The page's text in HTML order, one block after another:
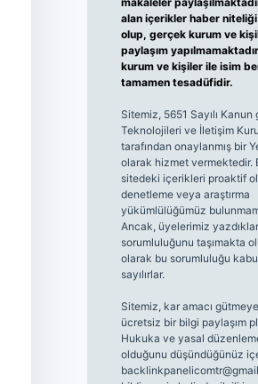
alan içerikler haber
olup, gerçek kurum ve
paylaşım
kurum ve kişiler ile isim
tamamen tesadüfidir.
Sitemiz, 5651 Sayılı
Teknolojileri ve İletişim
tarafından onaylanmış bir
olarak hizmet vermektedir.
sitedeki içerikleri proaktif
denetleme veya araştırma
yükümlülüğümüz
Ancak, üyelerimiz
sorumluluğunu taşımakta
olarak bu sorumluluğu
sayılırlar.
Sitemiz, kar amacı
ücretsiz bir bilgi paylaşım
Hukuka ve yasal
olduğunu düşündüğünüz